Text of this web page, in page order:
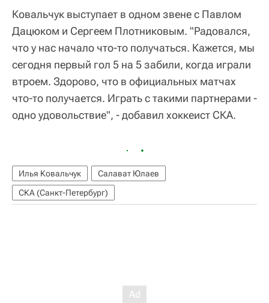
Ковальчук выступает в одном звене с Павлом
Дацюком и Сергеем Плотниковым. "Радовался,
что у нас начало что-то получаться. Кажется, мы
сегодня первый гол 5 на 5 забили, когда играли
втроем. Здорово, что в официальных матчах
что-то получается. Играть с такими партнерами -
одно удовольствие", - добавил хоккеист СКА.
Илья Ковальчук
Салават Юлаев
СКА (Санкт-Петербург)